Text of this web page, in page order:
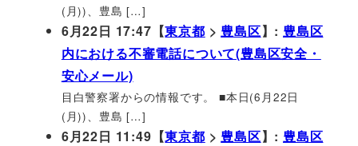
(月))、豊島 […]
6月22日 17:47【東京都 >豊島区】:豊島区
内における不審電話について(豊島区安全・
安心メール)
目白警察署からの情報です。 ■本日(6月22日
(月))、豊島 […]
6月22日 11:49【東京都 >豊島区】:豊島区